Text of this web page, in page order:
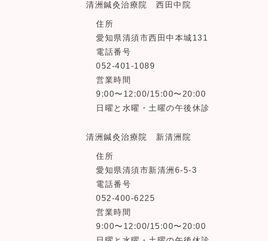
清洲鍼灸治療院 西田中院
住所
愛知県清須市西田中本城131
電話番号
052-401-1089
営業時間
9:00〜12:00/15:00〜20:00
日曜と水曜・土曜の午後休診
清洲鍼灸治療院 新清洲院
住所
愛知県清須市新清洲6-5-3
電話番号
052-400-6225
営業時間
9:00〜12:00/15:00〜20:00